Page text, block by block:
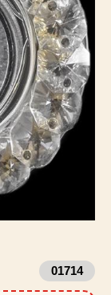
01714